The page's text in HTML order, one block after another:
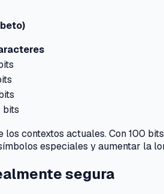
bits
contextos actuales. Con 100
especiales y aumentar la
segura